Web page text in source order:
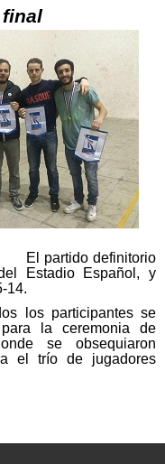
final
El partido definitorio
Estadio Español, y
14.
los participantes se
la ceremonia de
se obsequiaron
el trío de jugadores